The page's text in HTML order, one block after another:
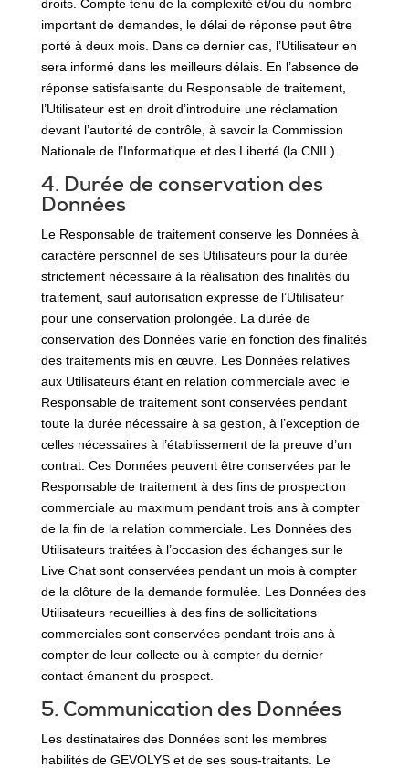
droits. Compte tenu de la complexité et/ou du nombre
important de demandes, le délai de réponse peut être
porté à deux mois. Dans ce dernier cas, l’Utilisateur en
sera informé dans les meilleurs délais. En l’absence de
réponse satisfaisante du Responsable de traitement,
l’Utilisateur est en droit d’introduire une réclamation
devant l’autorité de contrôle, à savoir la Commission
Nationale de l’Informatique et des Liberté (la CNIL).
4. Durée de conservation des
Données
Le Responsable de traitement conserve les Données à
caractère personnel de ses Utilisateurs pour la durée
strictement nécessaire à la réalisation des finalités du
traitement, sauf autorisation expresse de l’Utilisateur
pour une conservation prolongée. La durée de
conservation des Données varie en fonction des finalités
des traitements mis en œuvre. Les Données relatives
aux Utilisateurs étant en relation commerciale avec le
Responsable de traitement sont conservées pendant
toute la durée nécessaire à sa gestion, à l’exception de
celles nécessaires à l’établissement de la preuve d’un
contrat. Ces Données peuvent être conservées par le
Responsable de traitement à des fins de prospection
commerciale au maximum pendant trois ans à compter
de la fin de la relation commerciale. Les Données des
Utilisateurs traitées à l’occasion des échanges sur le
Live Chat sont conservées pendant un mois à compter
de la clôture de la demande formulée. Les Données des
Utilisateurs recueillies à des fins de sollicitations
commerciales sont conservées pendant trois ans à
compter de leur collecte ou à compter du dernier
contact émanent du prospect.
5. Communication des Données
Les destinataires des Données sont les membres
habilités de GEVOLYS et de ses sous-traitants. Le